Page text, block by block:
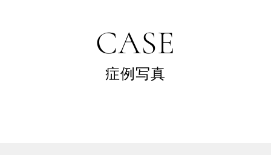
CASE
症例写真